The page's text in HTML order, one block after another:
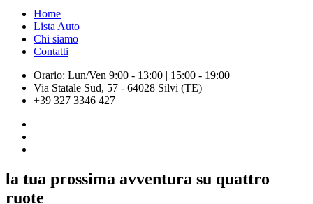
Home
Lista Auto
Chi siamo
Contatti
Orario: Lun/Ven 9:00 - 13:00 | 15:00 - 19:00
Via Statale Sud, 57 - 64028 Silvi (TE)
+39 327 3346 427
la tua prossima avventura su quattro
ruote